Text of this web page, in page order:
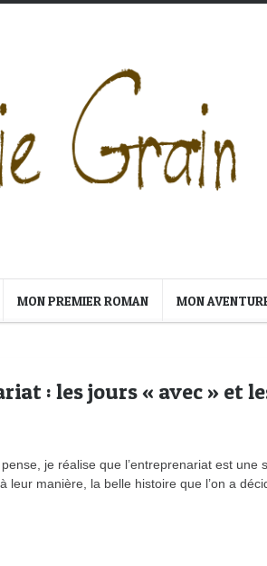
MON PREMIER ROMAN MON
: les jours « avec » et
pense, je réalise que l’entreprenariat est une
leur manière, la belle histoire que l’on a